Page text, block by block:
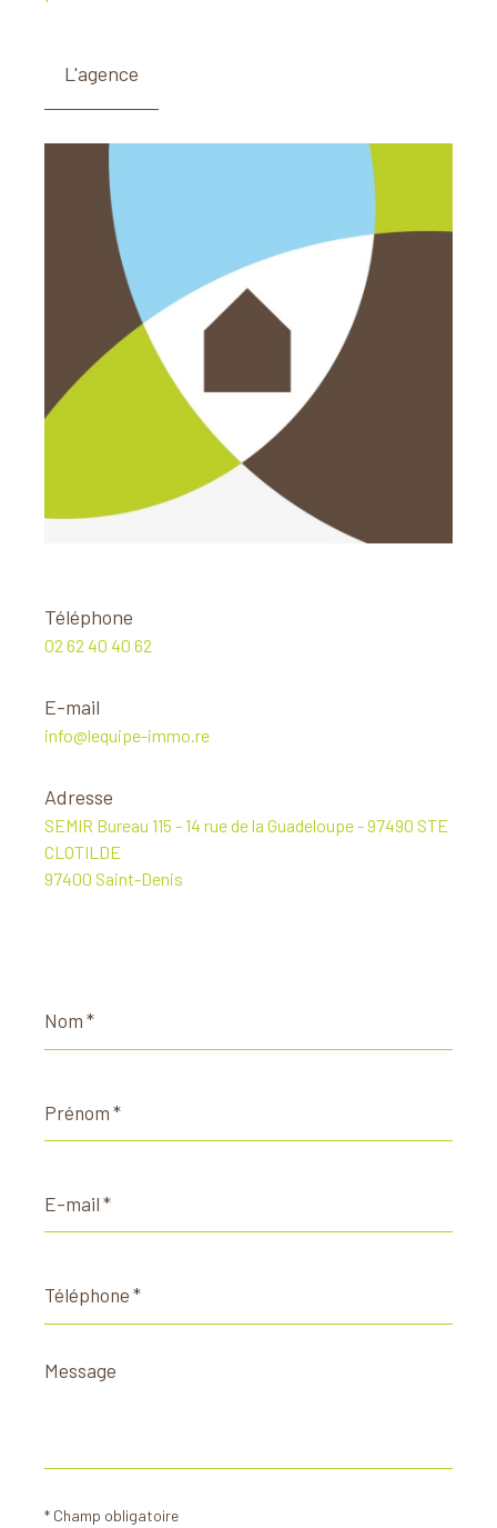
L'agence
Téléphone
02 62 40 40 62
E-mail
info@lequipe-immo.re
Adresse
SEMIR Bureau 115 - 14 rue de la Guadeloupe - 97490 STE
CLOTILDE
97400 Saint-Denis
*
*
mail
*
*
Message
*
* Champ obligatoire